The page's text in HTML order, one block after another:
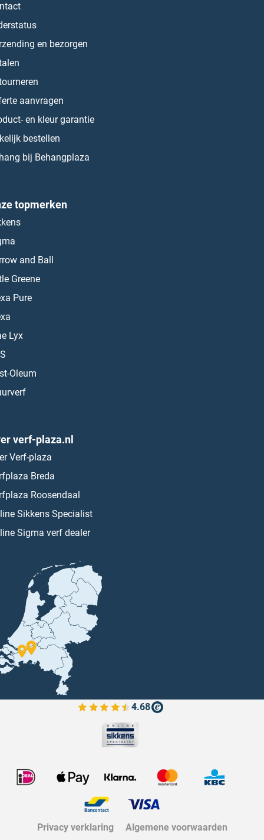
en bezorgen
aanvragen
en kleur garantie
bestellen
bij Behangplaza
topmerken
and Ball
Greene
Pure
Lyx
Oleum
verf-plaza.nl
Verf-plaza
Breda
Roosendaal
Sikkens Specialist
Sigma verf dealer
4.68
Bekijk de verfplaza beoordelingen
Privacy verklaring Algemene voorwaarden